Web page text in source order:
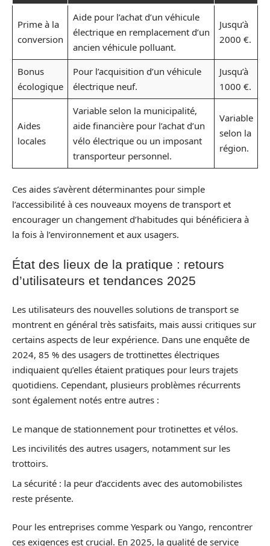
Prime à la
conversion
Aide pour l’achat d’un véhicule
électrique en remplacement d’un
ancien véhicule polluant.
Jusqu’à
2000 €.
Bonus
écologique
Pour l’acquisition d’un véhicule
électrique neuf.
Jusqu’à
1000 €.
Aides
locales
Variable selon la municipalité,
aide financière pour l’achat d’un
vélo électrique ou un imposant
transporteur personnel.
Variable
selon la
région.
Ces aides s’avèrent déterminantes pour simple
l’accessibilité à ces nouveaux moyens de transport et
encourager un changement d’habitudes qui bénéficiera à
la fois à l’environnement et aux usagers.
État des lieux de la pratique : retours
d’utilisateurs et tendances 2025
Les utilisateurs des nouvelles solutions de transport se
montrent en général très satisfaits, mais aussi critiques sur
certains aspects de leur expérience. Dans une enquête de
2024, 85 % des usagers de trottinettes électriques
indiquaient qu’elles étaient pratiques pour leurs trajets
quotidiens. Cependant, plusieurs problèmes récurrents
sont également notés entre autres :
Le manque de stationnement pour trotinettes et vélos.
Les incivilités des autres usagers, notamment sur les
trottoirs.
La sécurité : la peur d’accidents avec des automobilistes
reste présente.
Pour les entreprises comme Yespark ou Yango, rencontrer
ces exigences est crucial. En 2025, la qualité de service